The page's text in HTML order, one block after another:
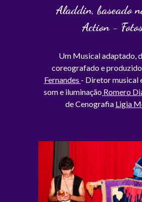
Aladdin, baseado
Action -
Um Musical adaptado,
coreografado e
Fernandes - Diretor musical
som e iluminação Romero
de Cenografia Ligia